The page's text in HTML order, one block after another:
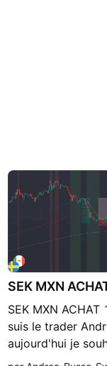
SEK MXN
SEK MXN ACHAT
suis le trader
aujourd'hui je
parler d'une